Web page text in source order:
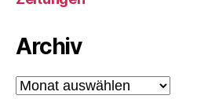
Archiv
Archiv